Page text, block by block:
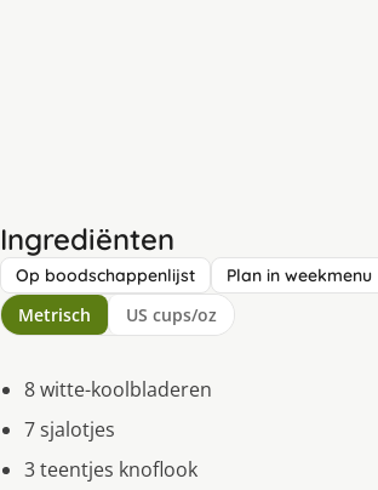
Ingrediënten
Op boodschappenlijst Plan in weekmenu
Metrisch US cups/oz
8 witte-koolbladeren
7 sjalotjes
3 teentjes knoflook